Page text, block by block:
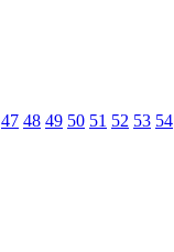
47 48 49 50 51 52 53 54